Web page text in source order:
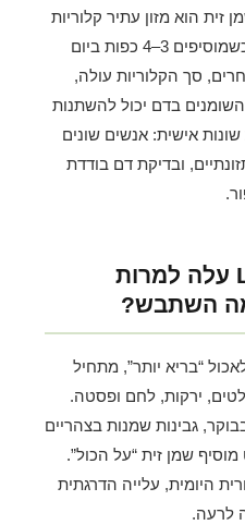
זית הוא מזון עתיר קלוריות
— כ-120 קלוריות בכף אחת. כשמוסיפים 3–4 כפות ביום
סך הקלוריות עולה,
בדם יכול להשתנות
שונות אישית: אנשים שונים
ובדיקת דם בודדת
תרחיש מוכר: ה-LDL עלה למרות
השתבש?
“בריא יותר”, מתחיל
ירקות, לחם ופסטה.
גבינות שמנות בצהריים
שמן זית “על הכול”.
היומית, עלייה הדרגתית
לרעה.